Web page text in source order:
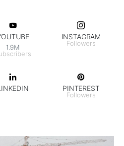
1.9M
INSTAGRAM
Followers
PINTEREST
Followers